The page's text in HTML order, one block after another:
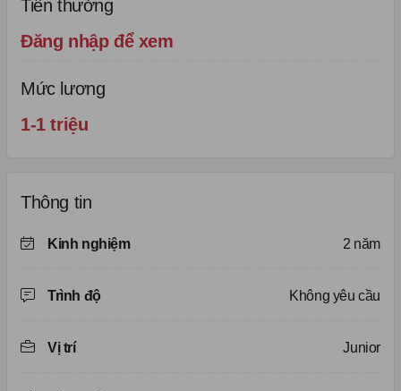
Tiền thưởng
Đăng nhập để xem
Mức lương
1-1 triệu
Thông tin
Kinh nghiệm 2 năm
Trình độ Không yêu cầu
Vị trí Junior